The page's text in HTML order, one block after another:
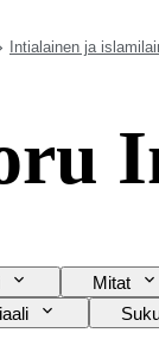
Intialainen ja
Mitat